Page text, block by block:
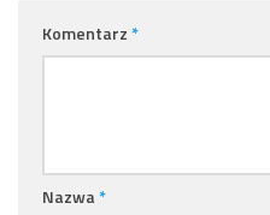
Komentarz*
Nazwa*